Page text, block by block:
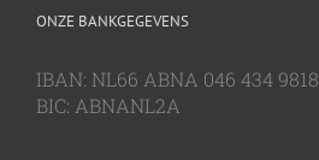
ONZE BANKGEGEVENS
IBAN: NL66 ABNA 046 434 9818
BIC: ABNANL2A